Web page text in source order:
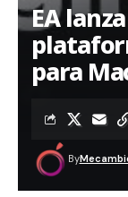
EA
para
By